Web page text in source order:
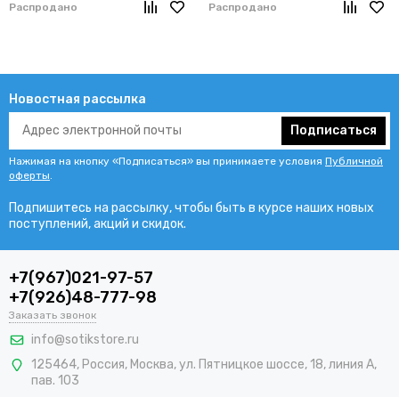
Распродано Распродано
Новостная рассылка
Подписаться
Нажимая на кнопку «Подписаться» вы принимаете условия Публичной
оферты.
Подпишитесь на рассылку, чтобы быть в курсе наших новых
поступлений, акций и скидок.
+7(967)021-97-57
+7(926)48-777-98
Заказать звонок
info@sotikstore.ru
125464, Россия, Москва,ул. Пятницкое шоссе, 18, линия А,
пав. 103